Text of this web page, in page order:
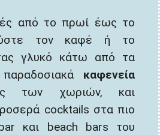
από το πρωί έως το
τον καφέ ή το
γλυκό κάτω από τα
καφενεία
των χωριών, και
cocktails στα πιο
και beach bars του